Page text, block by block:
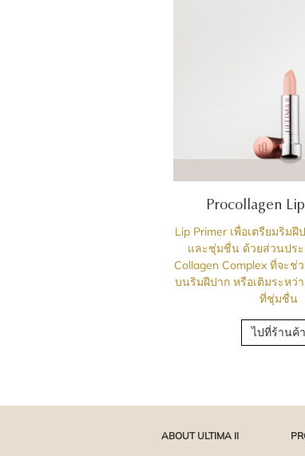
Procollagen
Lip Primer เพื่อเตรียมริม
และชุ่มชื่น ด้วยส่วนประ
Collagen Complex ที่จะช่
บนริมฝีปาก หรือเติมระหว่
ที่ชุ่มชื่น
ไปที่ร้านค้า
ABOUT ULTIMA II